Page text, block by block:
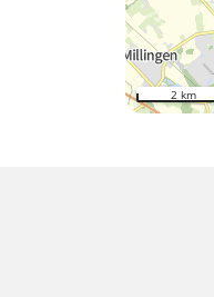
2 km